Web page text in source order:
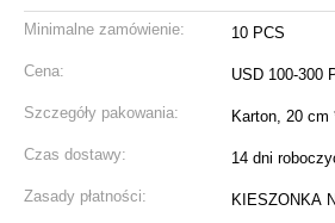
Minimalne zamówienie: 10 PCS
Cena: USD 100-300
Szczegóły pakowania: Karton, 20
Czas dostawy: 14 dni
Zasady płatności: KIESZONKA